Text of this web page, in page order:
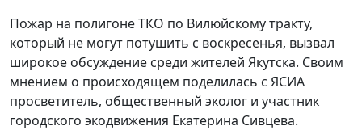
Пожар на полигоне ТКО по Вилюйскому тракту,
который не могут потушить с воскресенья, вызвал
широкое обсуждение среди жителей Якутска. Своим
мнением о происходящем поделилась с ЯСИА
просветитель, общественный эколог и участник
городского экодвижения Екатерина Сивцева.